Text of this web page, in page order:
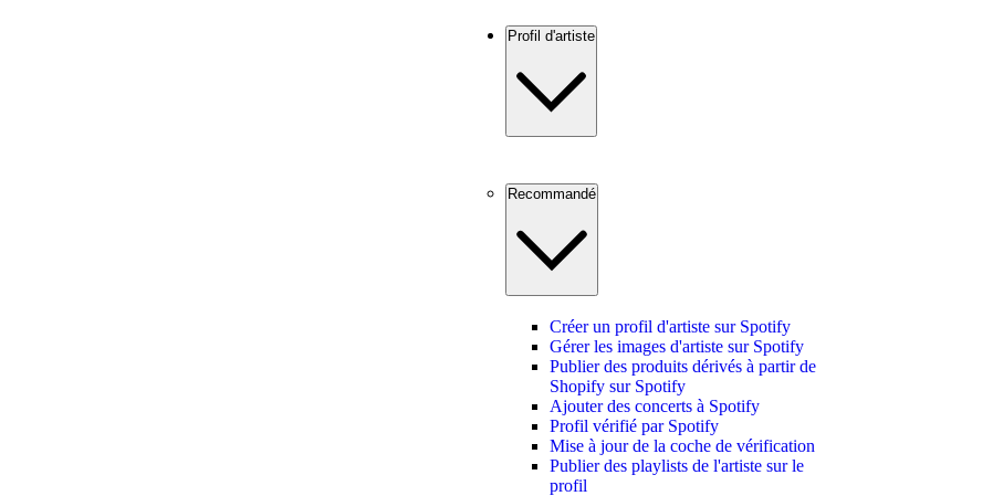
Profil d'artiste
Recommandé
Créer un profil d'artiste sur Spotify
Gérer les images d'artiste sur Spotify
Publier des produits dérivés à partir de
Shopify sur Spotify
Ajouter des concerts à Spotify
Profil vérifié par Spotify
Mise à jour de la coche de vérification
Publier des playlists de l'artiste sur le
profil